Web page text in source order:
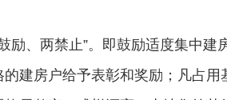
励、两禁止”。即鼓励适度集中建
建房户给予表彰和奖励；凡占